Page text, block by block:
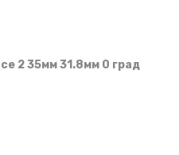
2 35мм 31.8мм 0 град